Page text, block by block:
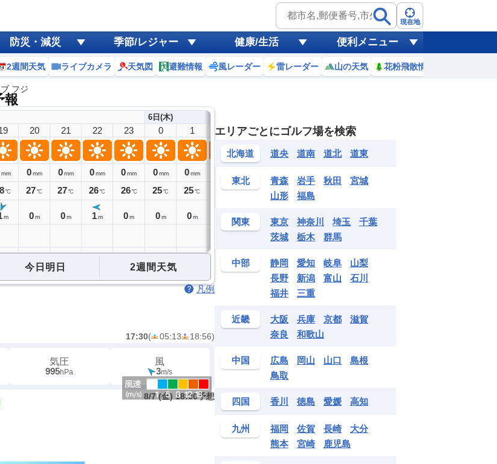
現在地
防災・減災 季節/レジャー 健康/生活 便利メニュー
2週間天気 ライブカメラ 天気図 避難情報 風レーダー 雷レーダー 山の天気 花粉飛散情報
フジ
報
mm
℃
m
20
0 mm
27℃
0 m
21
0 mm
27℃
0 m
22
0 mm
26℃
1 m
23
0mm
26 ℃
0m
6日(木)
0
0 mm
25℃
0 m
1
0 mm
25℃
0 m
2
25℃
3
25℃
4
25
1
5
24
1m
6
0m 0
今日明日 2週間天気
凡例
17:30( 05:13 18:56)
気圧
995hPa
風
3m/s
8/7 (金) 18:00予想
エリアごとにゴルフ場を検索
北海道 道央 道南 道北 道東
東北 青森 岩手 秋田
宮城
山形
福島
関東 東京 神奈川 埼玉
千葉
茨城
栃木 群馬
中部 静岡 愛知 岐阜
山梨
長野
新潟 富山
石川
福井
三重
近畿 大阪 兵庫 京都
滋賀
奈良
和歌山
中国 広島 岡山 山口
島根
鳥取
四国 香川 徳島 愛媛 高知
九州 福岡 佐賀 長崎
大分
熊本
宮崎 鹿児島